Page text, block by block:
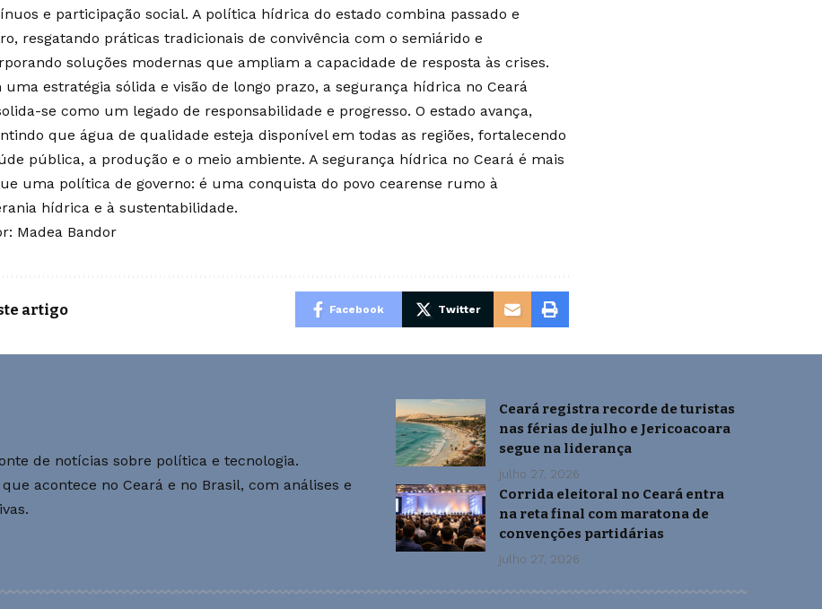
e participação social. A política hídrica do estado combina passado e
resgatando práticas tradicionais de convivência com o semiárido e
soluções modernas que ampliam a capacidade de resposta às crises.
uma estratégia sólida e visão de longo prazo, a segurança hídrica no Ceará
se como um legado de responsabilidade e progresso. O estado avança,
que água de qualidade esteja disponível em todas as regiões, fortalecendo
pública, a produção e o meio ambiente. A segurança hídrica no Ceará é mais
uma política de governo: é uma conquista do povo cearense rumo à
hídrica e à sustentabilidade.
Madea Bandor
artigo Facebook Twitter
de notícias sobre política e tecnologia.
acontece no Ceará e no Brasil, com análises e
Ceará registra recorde de turistas
nas férias de julho e Jericoacoara
segue na liderança
julho 27, 2026
Corrida eleitoral no Ceará entra
na reta final com maratona de
convenções partidárias
julho 27, 2026